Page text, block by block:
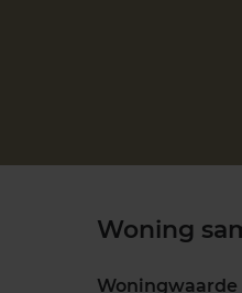
Woning